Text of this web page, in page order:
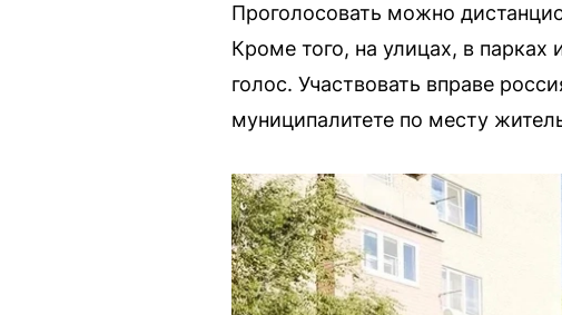
Проголосовать можно
Кроме того, на улицах, в парках
голос. Участвовать вправе
муниципалитете по месту